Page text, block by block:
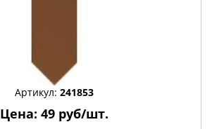
Артикул: 241853
Цена: 49 руб/шт.